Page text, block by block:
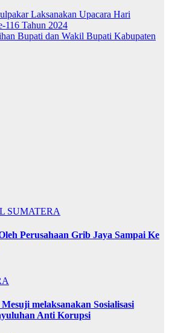
Laksanakan Upacara Hari
116 Tahun 2024
Bupati dan Wakil Bupati Kabupaten
SUMATERA
Perusahaan Grib Jaya Sampai Ke
melaksanakan Sosialisasi
Anti Korupsi